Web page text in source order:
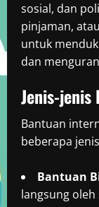
sosial, dan
pinjaman,
untuk
dan
Jenis-
Bantuan
beberapa
Bantuan
langsung